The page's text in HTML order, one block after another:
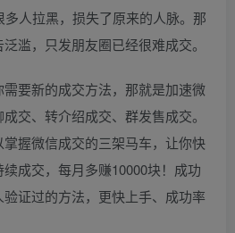
人拉黑，损失了原来的人脉。那
滥，只发朋友圈已经很难成交。
要新的成交方法，那就是加速微
交、转介绍成交、群发售成交。
握微信成交的三架马车，让你快
成交，每月多赚10000块！成功
证过的方法，更快上手、成功率